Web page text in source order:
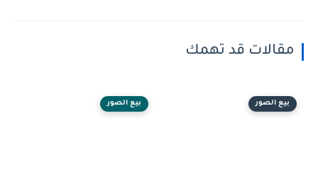
مقالات قد تهمك
بيع الصور بيع الصور